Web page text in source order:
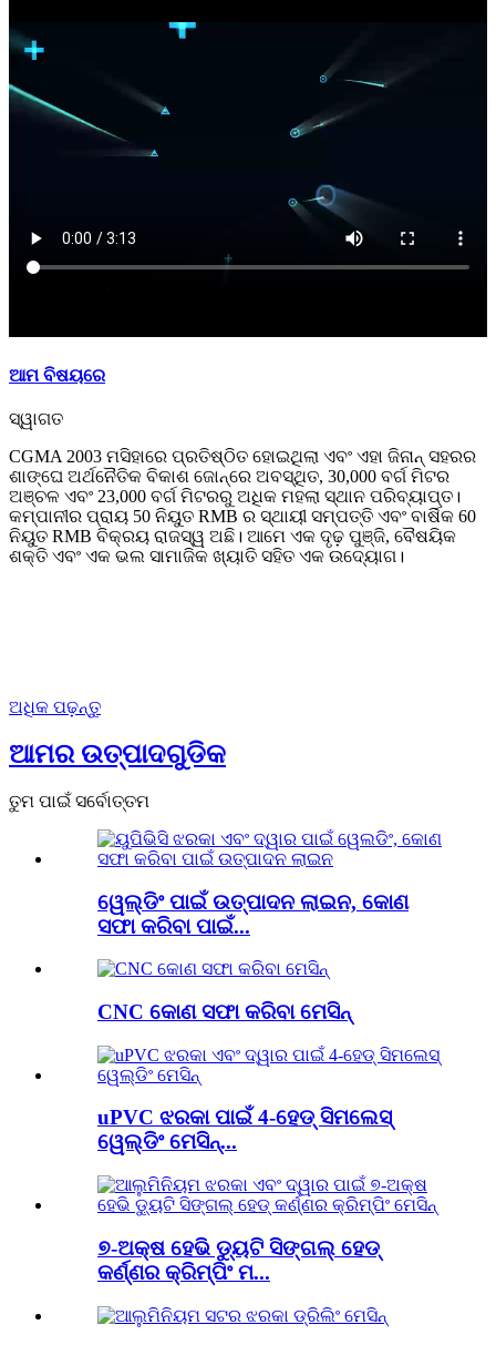
ଆମ ବିଷୟରେ
ସ୍ୱାଗତ
CGMA 2003 ମସିହାରେ ପ୍ରତିଷ୍ଠିତ ହୋଇଥିଲା ଏବଂ ଏହା ଜିନାନ୍ ସହରର
ଶାଙ୍ଘେ ଅର୍ଥନୈତିକ ବିକାଶ ଜୋନ୍‌ରେ ଅବସ୍ଥିତ, 30,000 ବର୍ଗ ମିଟର
ଅଞ୍ଚଳ ଏବଂ 23,000 ବର୍ଗ ମିଟରରୁ ଅଧିକ ମହଲା ସ୍ଥାନ ପରିବ୍ୟାପ୍ତ।
କମ୍ପାନୀର ପ୍ରାୟ 50 ନିୟୁତ RMB ର ସ୍ଥାୟୀ ସମ୍ପତ୍ତି ଏବଂ ବାର୍ଷିକ 60
ନିୟୁତ RMB ବିକ୍ରୟ ରାଜସ୍ୱ ଅଛି। ଆମେ ଏକ ଦୃଢ଼ ପୁଞ୍ଜି, ବୈଷୟିକ
ଶକ୍ତି ଏବଂ ଏକ ଭଲ ସାମାଜିକ ଖ୍ୟାତି ସହିତ ଏକ ଉଦ୍ୟୋଗ।
ଅଧିକ ପଢ଼ନ୍ତୁ
ଆମର ଉତ୍ପାଦଗୁଡିକ
ତୁମ ପାଇଁ ସର୍ବୋତ୍ତମ
ୱେଲ୍ଡିଂ ପାଇଁ ଉତ୍ପାଦନ ଲାଇନ, କୋଣ
ସଫା କରିବା ପାଇଁ...
CNC କୋଣ ସଫା କରିବା ମେସିନ୍
uPVC ଝରକା ପାଇଁ 4-ହେଡ୍ ସିମଲେସ୍
ୱେଲ୍ଡିଂ ମେସିନ୍...
୭-ଅକ୍ଷ ହେଭି ଡ୍ୟୁଟି ସିଙ୍ଗଲ୍ ହେଡ୍
କର୍ଣ୍ଣର କ୍ରିମ୍ପିଂ ମ...